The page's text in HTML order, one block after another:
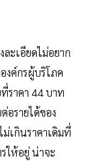
ะเอียดไม่อยาก
งค์กรผู้บริโภค
ราคา 44 บาท
อรายได้ของ
เกินราคาเดิมที่
ให้อยู่ น่าจะ